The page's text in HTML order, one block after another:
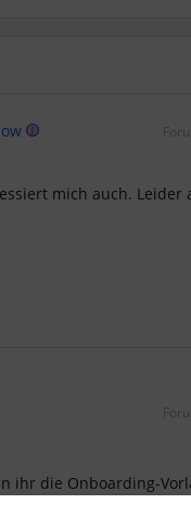
mich auch. Leider
ihr die Onboarding-